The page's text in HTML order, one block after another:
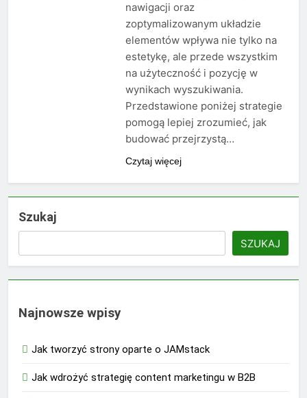
nawigacji oraz
zoptymalizowanym układzie
elementów wpływa nie tylko na
estetykę, ale przede wszystkim
na użyteczność i pozycję w
wynikach wyszukiwania.
Przedstawione poniżej strategie
pomogą lepiej zrozumieć, jak
budować przejrzystą…
Czytaj więcej
Szukaj
SZUKAJ
Najnowsze wpisy
Jak tworzyć strony oparte o JAMstack
Jak wdrożyć strategię content marketingu w B2B